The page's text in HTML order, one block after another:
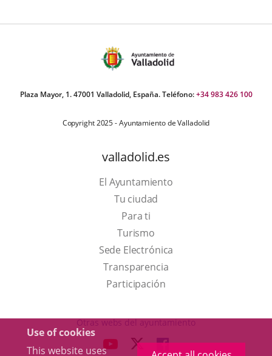
Use of cookies
This website uses
Plaza Mayor, 1. 47001 Valladolid, España. Teléfono:+34 983 426 100
Copyright 2025 - Ayuntamiento de Valladolid
valladolid.es
El Ayuntamiento
Tu ciudad
Para ti
TurismoThis
link
will
open
a
up
Sede Electrónica
Transparencia
Participación
Otras webs del ayuntamiento
LINK LINKLINK